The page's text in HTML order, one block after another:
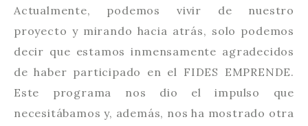
Actualmente, podemos vivir de nuestro
proyecto y mirando hacia atrás, solo podemos
decir que estamos inmensamente agradecidos
de haber participado en el FIDES EMPRENDE.
Este programa nos dio el impulso que
necesitábamos y, además, nos ha mostrado otra